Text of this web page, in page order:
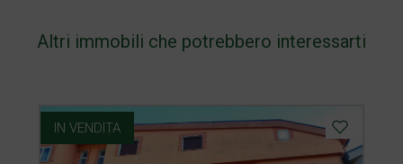
Altri immobili che potrebbero interessarti
IN VENDITA